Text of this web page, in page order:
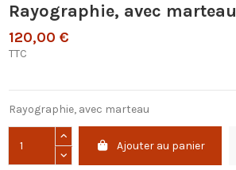
Rayographie, avec marteau
120,00 €
TTC
Rayographie, avec marteau
Ajouter au panier